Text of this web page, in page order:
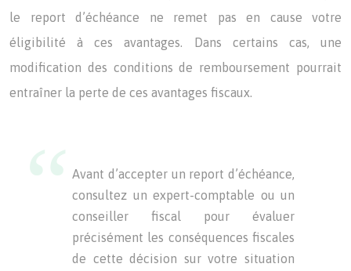
le report d’échéance ne remet pas en cause votre
éligibilité à ces avantages. Dans certains cas, une
modification des conditions de remboursement pourrait
entraîner la perte de ces avantages fiscaux.
Avant d’accepter un report d’échéance,
consultez un expert-comptable ou un
conseiller fiscal pour évaluer
précisément les conséquences fiscales
de cette décision sur votre situation